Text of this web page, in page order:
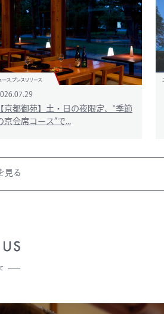
【京都御苑】土・日の夜限定、‟季節
京会席コース”で...
見る